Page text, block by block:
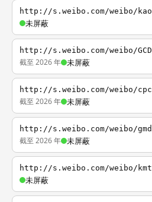
http://s.weibo.com/weibo/kao
未屏蔽
http://s.weibo.com/weibo/GCD
截至 2026 年 未屏蔽
http://s.weibo.com/weibo/cpc
截至 2026 年 未屏蔽
http://s.weibo.com/weibo/gmd
截至 2026 年 未屏蔽
http://s.weibo.com/weibo/kmt
未屏蔽